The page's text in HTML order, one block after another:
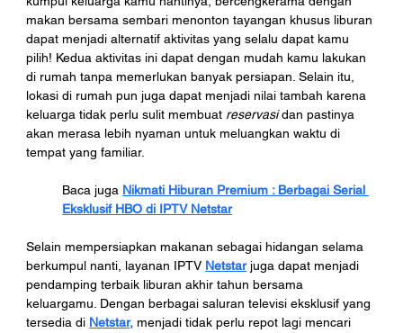
makan bersama sembari menonton tayangan khusus liburan
dapat menjadi alternatif aktivitas yang selalu dapat kamu
pilih! Kedua aktivitas ini dapat dengan mudah kamu lakukan
di rumah tanpa memerlukan banyak persiapan. Selain itu,
lokasi di rumah pun juga dapat menjadi nilai tambah karena
keluarga tidak perlu sulit membuat reservasi dan pastinya
akan merasa lebih nyaman untuk meluangkan waktu di
tempat yang familiar.
Baca juga Nikmati Hiburan Premium : Berbagai Serial
Eksklusif HBO di IPTV Netstar
Selain mempersiapkan makanan sebagai hidangan selama
berkumpul nanti, layanan IPTV Netstar juga dapat menjadi
pendamping terbaik liburan akhir tahun bersama
keluargamu. Dengan berbagai saluran televisi eksklusif yang
tersedia di Netstar, menjadi tidak perlu repot lagi mencari